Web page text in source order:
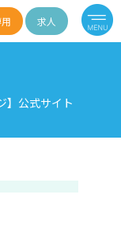
求人
】公式サイト